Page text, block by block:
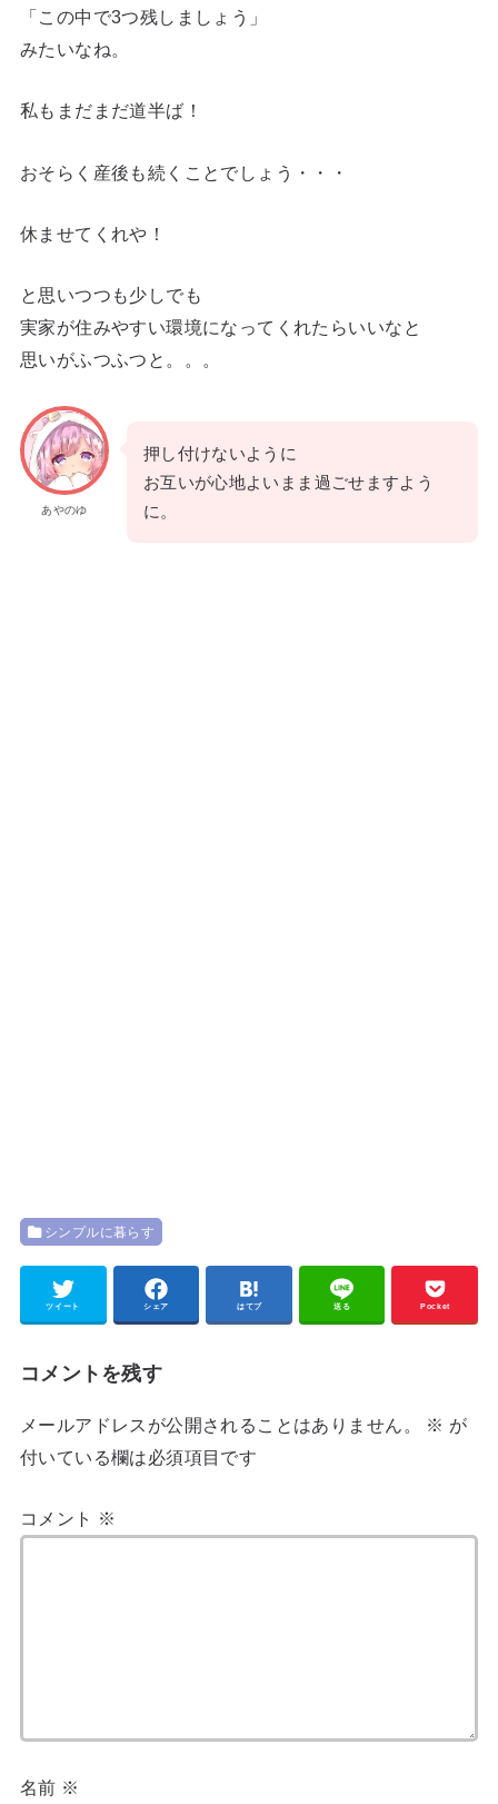
「この中で3つ残しましょう」
みたいなね。
私もまだまだ道半ば！
おそらく産後も続くことでしょう・・・
休ませてくれや！
と思いつつも少しでも
実家が住みやすい環境になってくれたらいいなと
思いがふつふつと。。。
あやのゆ
押し付けないように
お互いが心地よいまま過ごせますよう
に。
シンプルに暮らす
ツイート シェア はてブ 送る Pocket
コメントを残す
メールアドレスが公開されることはありません。 ※ が
付いている欄は必須項目です
コメント ※
名前 ※